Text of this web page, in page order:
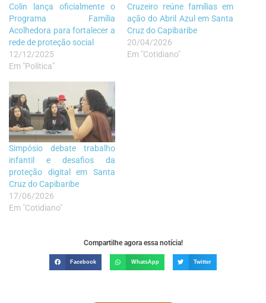
Colin lança oficialmente o
Programa Família
Acolhedora para fortalecer a
rede de proteção social
12/12/2025
Em "Política"
Cruzeiro reúne famílias em
ação do Abril Azul em Santa
Cruz do Capibaribe
20/04/2026
Em "Cotidiano"
Simpósio debate trabalho
infantil e desafios da
proteção digital em Santa
Cruz do Capibaribe
17/06/2026
Em "Cotidiano"
Compartilhe agora essa notícia!
Facebook WhatsApp Twitter